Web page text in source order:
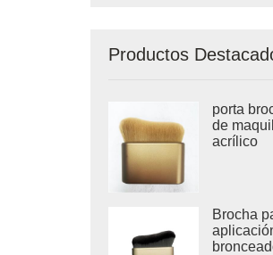
Productos
porta
de
acrílico
Brocha